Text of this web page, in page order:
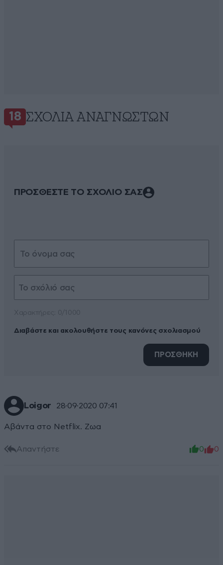
18 ΣΧΌΛΙΑ ΑΝΑΓΝΩΣΤΏΝ
ΠΡΟΣΘΕΣΤΕ ΤΟ ΣΧΟΛΙΟ ΣΑΣ
Διαβάστε και ακολουθήστε τους κανόνες σχολιασμού
ΠΡΟΣΘΗΚΗ
Loigor 28·09·2020 07:41
Αβάντα στο Netflix. Ζωα
Απαντήστε 0 0